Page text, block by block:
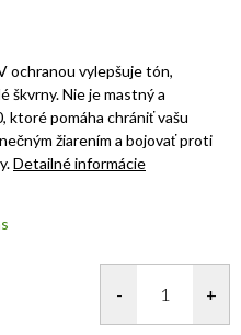
ochranou vylepšuje tón,
škvrny. Nie je mastný a
ktoré pomáha chrániť vašu
žiarením a bojovať proti
Detailné informácie